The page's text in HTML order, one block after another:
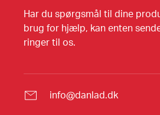
Har du spørgsmål til dine
brug for hjælp, kan enten
ringer til os.
info@danlad.dk